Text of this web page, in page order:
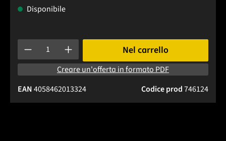
Disponibile
Quantità del prodotto: inserisci la quantità desiderata o
Nel carrello
Creare un'offerta in formato PDF
Codice prod746124
EAN4058462013324